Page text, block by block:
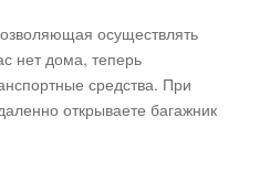
осуществлять
нет дома, теперь
средства. При
открываете багажник